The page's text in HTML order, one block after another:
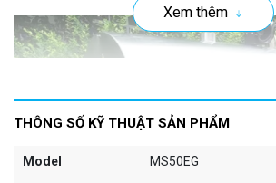
Xem thêm
THÔNG SỐ KỸ THUẬT SẢN PHẨM
Model MS50EG